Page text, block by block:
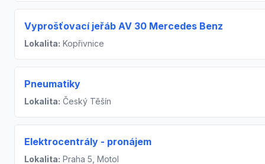
Vyprošťovací jeřáb AV 30 Mercedes Benz
Lokalita: Kopřivnice
Pneumatiky
Lokalita: Český Těšín
Elektrocentrály - pronájem
Lokalita: Praha 5, Motol